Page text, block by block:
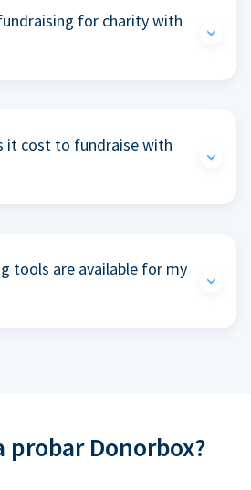
for charity with
it cost to fundraise with
tools are available for my
probar Donorbox?